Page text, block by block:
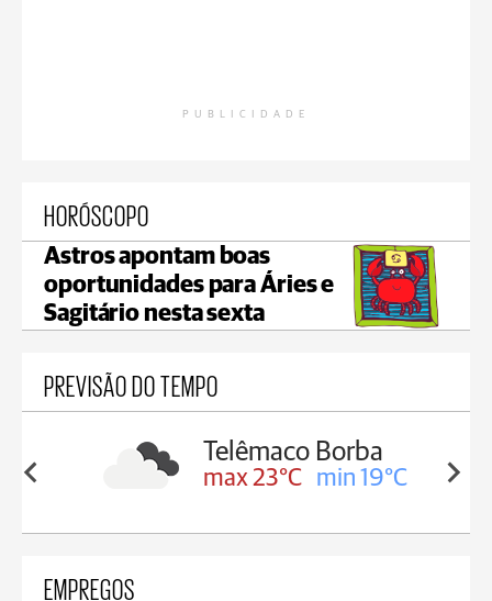
PUBLICIDADE
HORÓSCOPO
Astros apontam boas
oportunidades para Áries e
Sagitário nesta sexta
PREVISÃO DO TEMPO
19°C
Telêmaco Borba
max 23°C min 19°C
EMPREGOS